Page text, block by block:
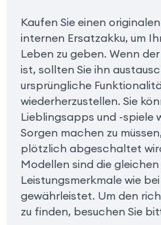
Kaufen Sie einen
internen Ersatzakku, um
Leben zu geben. Wenn
ist, sollten Sie ihn
ursprüngliche
wiederherzustellen. Sie
Lieblingsapps und -spiele
Sorgen machen zu
plötzlich abgeschaltet
Modellen sind die
Leistungsmerkmale wie
gewährleistet. Um den
zu finden, besuchen Sie